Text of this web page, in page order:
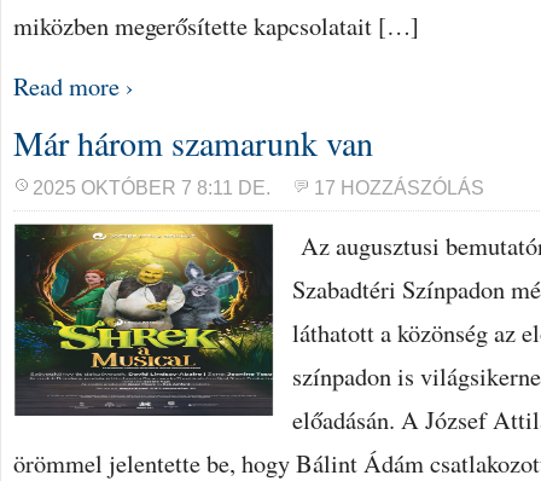
miközben megerősítette kapcsolatait […]
Read more ›
Már három szamarunk van
2025 OKTÓBER 7 8:11 DE. 17 HOZZÁSZÓLÁS
Az augusztusi
Szabadtéri Színpadon
láthatott a közönség az
színpadon is
előadásán. A József
örömmel jelentette be, hogy Bálint Ádám